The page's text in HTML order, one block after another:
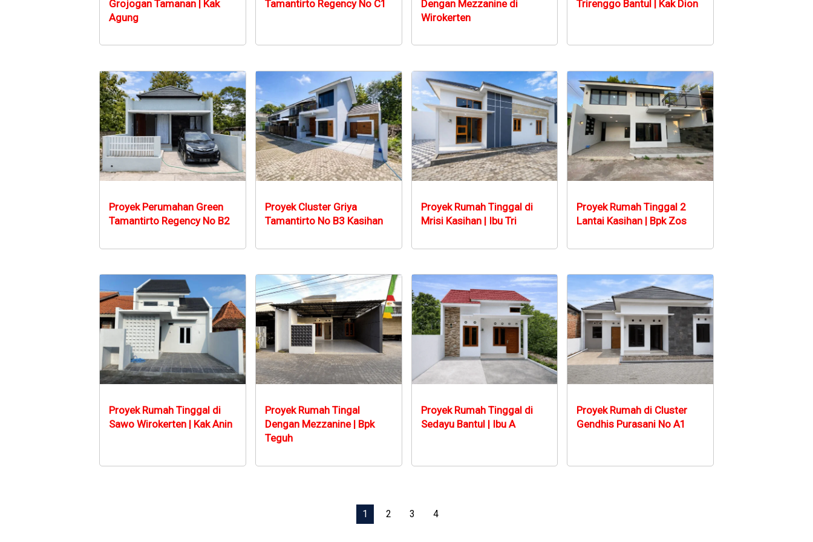
Grojogan Tamanan | Kak
Agung
Tamantirto Regency No C1
Dengan Mezzanine di
Wirokerten
Trirenggo Bantul | Kak Dion
Proyek Perumahan Green
Tamantirto Regency No B2
Proyek Cluster Griya
Tamantirto No B3 Kasihan
Proyek Rumah Tinggal di
Mrisi Kasihan | Ibu Tri
Proyek Rumah Tinggal 2
Lantai Kasihan | Bpk Zos
Proyek Rumah Tinggal di
Sawo Wirokerten | Kak Anin
Proyek Rumah Tingal
Dengan Mezzanine | Bpk
Teguh
Proyek Rumah Tinggal di
Sedayu Bantul | Ibu A
Proyek Rumah di Cluster
Gendhis Purasani No A1
1 2 3 4